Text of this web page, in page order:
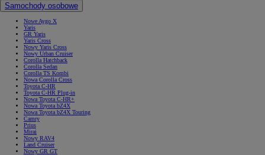
Samochody osobowe
Nowe Aygo X
Yaris
GR Yaris
Yaris Cross
Nowy Yaris Cross
Nowy Urban Cruiser
Corolla Hatchback
Corolla Sedan
Corolla TS Kombi
Nowa Corolla Cross
Toyota C-HR
Toyota C-HR Plug-in
Nowa Toyota C-HR+
Nowa Toyota bZ4X
Nowa Toyota bZ4X Touring
Camry
Prius
Mirai
Nowy RAV4
Land Cruiser
Nowy GR GT